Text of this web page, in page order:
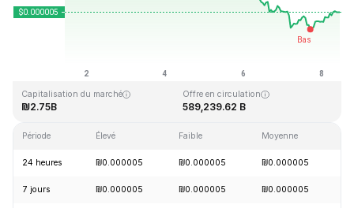
Capitalisation du marché
₪2.75B
Offre en circulation
589,239.62 B
Période Élevé Faible Moyenne
24 heures ₪0.000005 ₪0.000005 ₪0.000005
7 jours ₪0.000005 ₪0.000005 ₪0.000005